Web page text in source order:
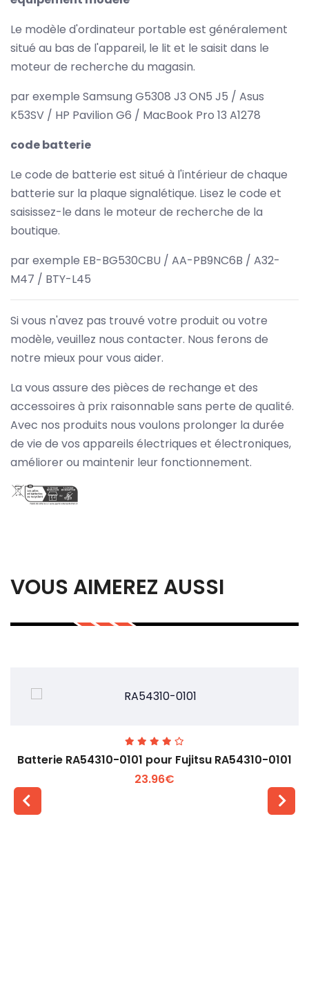
Le modèle d'ordinateur portable est généralement
situé au bas de l'appareil, le lit et le saisit dans le
moteur de recherche du magasin.
par exemple Samsung G5308 J3 ON5 J5 / Asus
K53SV / HP Pavilion G6 / MacBook Pro 13 A1278
code batterie
Le code de batterie est situé à l'intérieur de chaque
batterie sur la plaque signalétique. Lisez le code et
saisissez-le dans le moteur de recherche de la
boutique.
par exemple EB-BG530CBU / AA-PB9NC6B / A32-
M47 / BTY-L45
Si vous n'avez pas trouvé votre produit ou votre
modèle, veuillez nous contacter. Nous ferons de
notre mieux pour vous aider.
La vous assure des pièces de rechange et des
accessoires à prix raisonnable sans perte de qualité.
Avec nos produits nous voulons prolonger la durée
de vie de vos appareils électriques et électroniques,
améliorer ou maintenir leur fonctionnement.
VOUS AIMEREZ AUSSI
Batterie RA54310-0101 pour Fujitsu RA54310-0101
23.96€